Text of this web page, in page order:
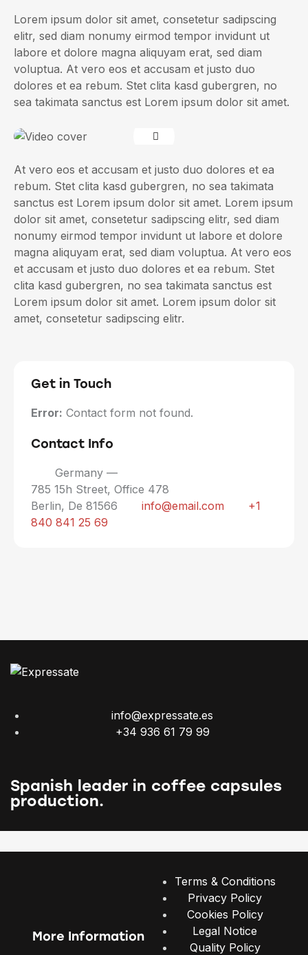
Lorem ipsum dolor sit amet, consetetur sadipscing
elitr, sed diam nonumy eirmod tempor invidunt ut
labore et dolore magna aliquyam erat, sed diam
voluptua. At vero eos et accusam et justo duo
dolores et ea rebum. Stet clita kasd gubergren, no
sea takimata sanctus est Lorem ipsum dolor sit amet.
At vero eos et accusam et justo duo dolores et ea
rebum. Stet clita kasd gubergren, no sea takimata
sanctus est Lorem ipsum dolor sit amet. Lorem ipsum
dolor sit amet, consetetur sadipscing elitr, sed diam
nonumy eirmod tempor invidunt ut labore et dolore
magna aliquyam erat, sed diam voluptua. At vero eos
et accusam et justo duo dolores et ea rebum. Stet
clita kasd gubergren, no sea takimata sanctus est
Lorem ipsum dolor sit amet. Lorem ipsum dolor sit
amet, consetetur sadipscing elitr.
Get in Touch
Error: Contact form not found.
Contact Info
Germany —
785 15h Street, Office 478
Berlin, De 81566
info@email.com
+1
840 841 25 69
info@expressate.es
+34 936 61 79 99
Spanish leader in coffee capsules
production.
More Information
Terms & Conditions
Privacy Policy
Cookies Policy
Legal Notice
Quality Policy